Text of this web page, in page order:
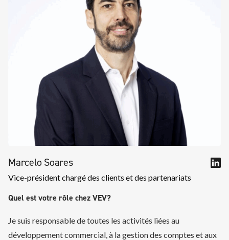
Marcelo Soares
Vice-président chargé des clients et des partenariats
Quel est votre rôle chez VEV?
Je suis responsable de toutes les activités liées au
développement commercial, à la gestion des comptes et aux